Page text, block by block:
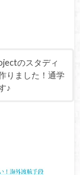
のスタディ
りました！通学
♪